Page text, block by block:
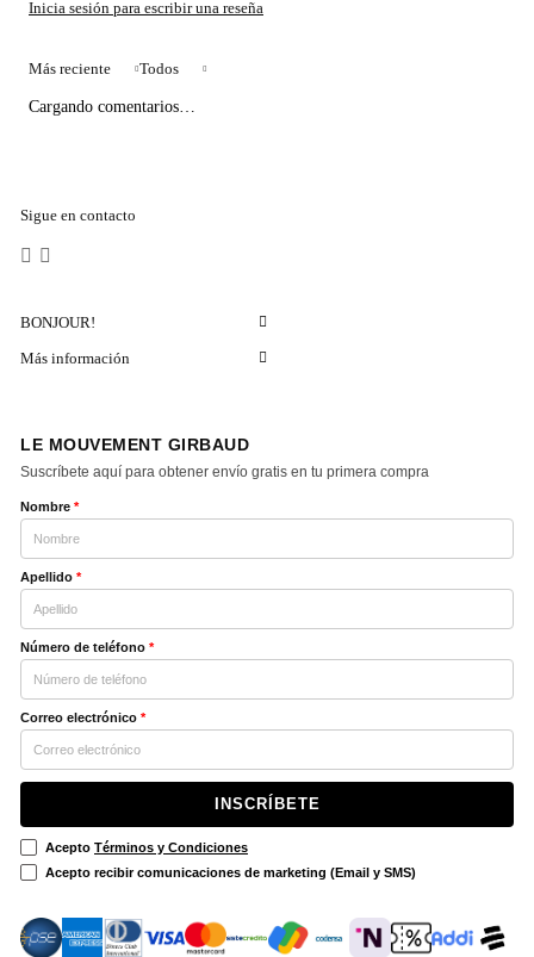
Más reciente Todos
Cargando comentarios…
Sigue en contacto
BONJOUR!
Más información
LE MOUVEMENT GIRBAUD
Suscríbete aquí para obtener envío gratis en tu primera compra
Nombre *
Apellido *
Número de teléfono *
Correo electrónico *
INSCRÍBETE
Acepto Términos y Condiciones
Acepto recibir comunicaciones de marketing (Email y SMS)